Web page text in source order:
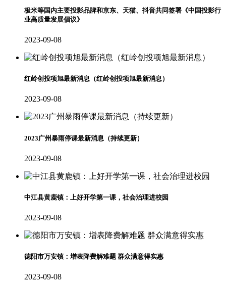
极米等国内主要投影品牌和京东、天猫、抖音共同签署《中国投影行
业高质量发展倡议》
2023-09-08
红岭创投项旭最新消息（红岭创投项旭最新消息）
2023-09-08
2023广州暴雨停课最新消息（持续更新）
2023-09-08
中江县黄鹿镇：上好开学第一课，社会治理进校园
2023-09-08
德阳市万安镇：增表降费解难题 群众满意得实惠
2023-09-08